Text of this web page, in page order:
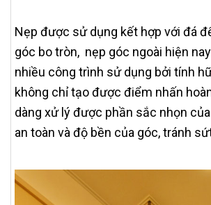
Nẹp được sử dụng kết hợp với đá
góc bo tròn, nẹp góc ngoài hiện
nhiều công trình sử dụng bởi tính
không chỉ tạo được điểm nhấn
dàng xử lý được phần sắc nhọn
an toàn và độ bền của góc, tránh